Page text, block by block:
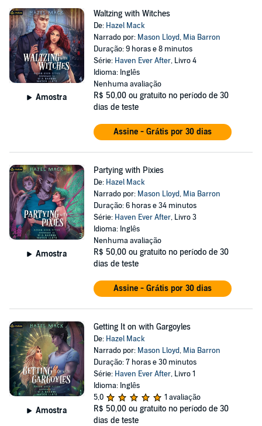
Amostra
Waltzing with Witches
De: Hazel Mack
Narrado por: Mason Lloyd, Mia Barron
Duração: 9 horas e 8 minutos
Série: Haven Ever After, Livro 4
Idioma: Inglês
Nenhuma avaliação
R$ 50,00 ou gratuito no período de 30
dias de teste
Assine - Grátis por 30 dias
Amostra
Partying with Pixies
De: Hazel Mack
Narrado por: Mason Lloyd, Mia Barron
Duração: 6 horas e 34 minutos
Série: Haven Ever After, Livro 3
Idioma: Inglês
Nenhuma avaliação
R$ 50,00 ou gratuito no período de 30
dias de teste
Assine - Grátis por 30 dias
Amostra
Getting It on with Gargoyles
De: Hazel Mack
Narrado por: Mason Lloyd, Mia Barron
Duração: 7 horas e 30 minutos
Série: Haven Ever After, Livro 1
Idioma: Inglês
5,0
1 avaliação
R$ 50,00 ou gratuito no período de 30
dias de teste